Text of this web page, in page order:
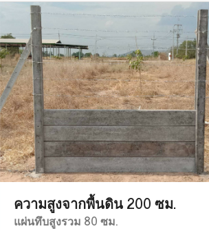
ความสูงจากพื้นดิน 200 ซม.
แผ่นทึบสูงรวม 80 ซม.